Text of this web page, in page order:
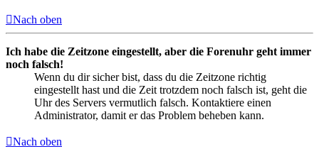
Nach oben
Ich habe die Zeitzone eingestellt, aber die Forenuhr geht immer
noch falsch!
Wenn du dir sicher bist, dass du die Zeitzone richtig
eingestellt hast und die Zeit trotzdem noch falsch ist, geht die
Uhr des Servers vermutlich falsch. Kontaktiere einen
Administrator, damit er das Problem beheben kann.
Nach oben